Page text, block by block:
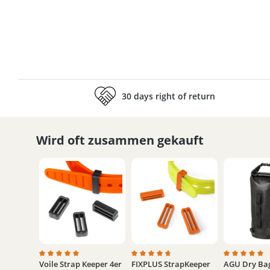
30 days right of return
Wird oft zusammen gekauft
Average rating of 5 out of 5 stars
Voile Strap Keeper 4er
Average rating of 4.8 out of 5 stars
FIXPLUS StrapKeeper
Average
AGU Dry